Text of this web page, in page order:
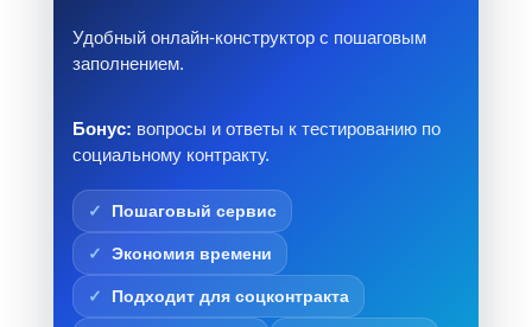
Удобный онлайн-конструктор с пошаговым
заполнением.
Бонус: вопросы и ответы к тестированию по
социальному контракту.
Пошаговый сервис
Экономия времени
Подходит для соцконтракта